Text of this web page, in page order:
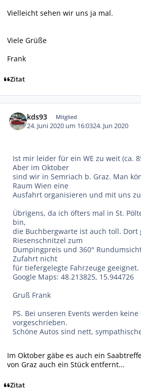
Vielleicht sehen wir uns ja mal.
Viele Grüße
Frank
Zitat
kds93 Mitglied
24. Juni 2020 um 16:0324. Jun 2020
Ist mir leider für ein WE zu weit (ca.
Aber im Oktober
sind wir in Semriach b. Graz. Man
Raum Wien eine
Ausfahrt organisieren und mit uns
Übrigens, da ich öfters mal in St.
bin,
die Buchbergwarte ist auch toll. Dort
Riesenschnitzel zum
Dumpingpreis und 360°
Zufahrt nicht
für tiefergelegte Fahrzeuge geeignet.
Google Maps: 48.213825, 15.944726
Gruß Frank
PS. Bei unseren Events werden keine
vorgeschrieben.
Schöne Autos sind nett,
Im Oktober gäbe es auch ein
von Graz auch ein Stück entfernt...
Zitat